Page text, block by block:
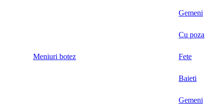
Gemeni
Cu poza
Meniuri botez Fete
Baieti
Gemeni